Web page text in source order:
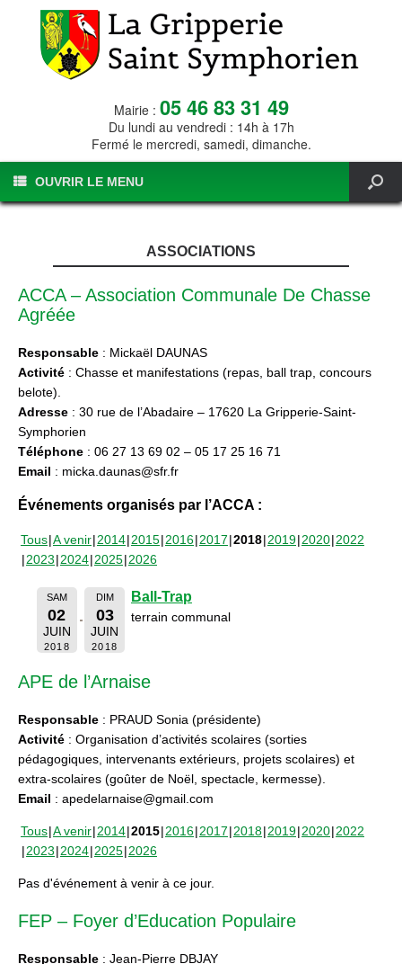
Mairie : 05 46 83 31 49
Du lundi au vendredi : 14h à 17h
Fermé le mercredi, samedi, dimanche.
OUVRIR LE MENU
ASSOCIATIONS
ACCA – Association Communale De Chasse
Agréée
Responsable : Mickaël DAUNAS
Activité : Chasse et manifestations (repas, ball trap, concours
belote).
Adresse : 30 rue de l’Abadaire – 17620 La Gripperie-Saint-
Symphorien
Téléphone : 06 27 13 69 02 – 05 17 25 16 71
Email : micka.daunas@sfr.fr
Événements organisés par l’ACCA :
Tous A venir 2014 2015 2016 2017 2018 2019 2020 2022
2023 2024 2025 2026
SAM
02
JUIN
2018
DIM
03
JUIN
2018
Ball-Trap
terrain communal
APE de l’Arnaise
Responsable : PRAUD Sonia (présidente)
Activité : Organisation d’activités scolaires (sorties
pédagogiques, intervenants extérieurs, projets scolaires) et
extra-scolaires (goûter de Noël, spectacle, kermesse).
Email : apedelarnaise@gmail.com
Tous A venir 2014 2015 2016 2017 2018 2019 2020 2022
2023 2024 2025 2026
Pas d'événement à venir à ce jour.
FEP – Foyer d’Education Populaire
Responsable : Jean-Pierre DBJAY